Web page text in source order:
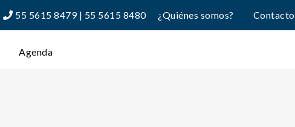
55 5615 8479 | 55 5615 8480 ¿Quiénes somos? Contacto
Agenda